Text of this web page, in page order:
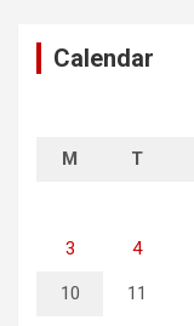
Calendar
M T
3 4
10 11